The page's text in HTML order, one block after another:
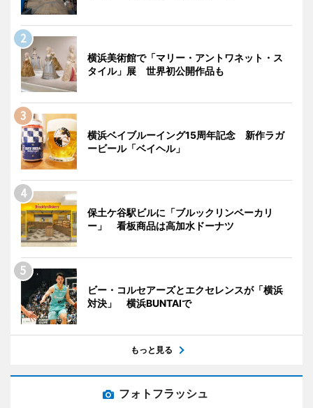
横浜美術館で「マリー・アントワネット・ス
タイル」展 世界初公開作品も
横浜ベイブルーイング15周年記念 新作ラガ
ービール「ベイヘル」
保土ケ谷駅ビルに「ブルックリンベーカリ
ー」 看板商品は高加水ドーナツ
ビー・コルセアーズとエクセレンスが「横浜
対決」 横浜BUNTAIで
もっと見る
フォトフラッシュ